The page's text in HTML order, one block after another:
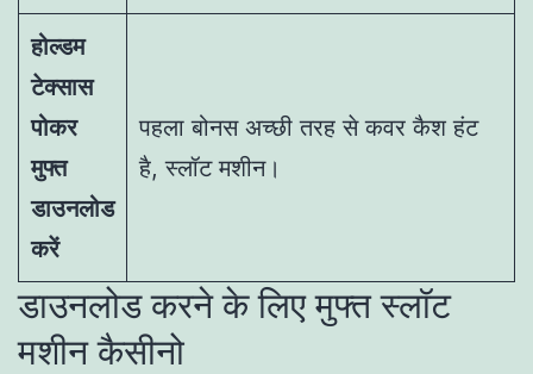
होल्डम
टेक्सास
पोकर
मुफ्त
डाउनलोड
करें
पहला बोनस अच्छी तरह से कवर कैश हंट
है, स्लॉट मशीन।
डाउनलोड करने के लिए मुफ्त स्लॉट
मशीन कैसीनो